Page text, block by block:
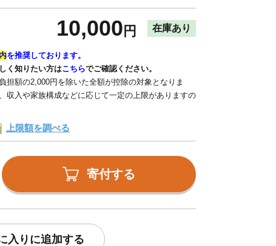
10,000 円 在庫あり
を推奨しております。
く知りたい方はこちらでご確認ください。
担額の2,000円を除いた全額が控除の対象となりま
収入や家族構成などに応じて一定の上限がありますの
上限額を調べる
寄付する
入りに追加する